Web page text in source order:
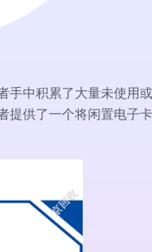
手中积累了大量未使用
提供了一个将闲置电子卡